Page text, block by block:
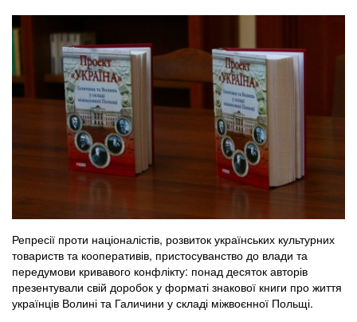
Репресії проти націоналістів, розвиток українських культурних
товариств та кооперативів, пристосуванство до влади та
передумови кривавого конфлікту: понад десяток авторів
презентували свій доробок у форматі знакової книги про життя
українців Волині та Галичини у складі міжвоєнної Польщі.